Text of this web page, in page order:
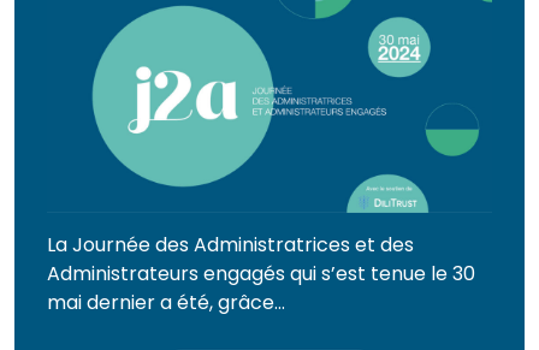
La Journée des Administratrices et des
Administrateurs engagés qui s’est tenue le 30
mai dernier a été, grâce...